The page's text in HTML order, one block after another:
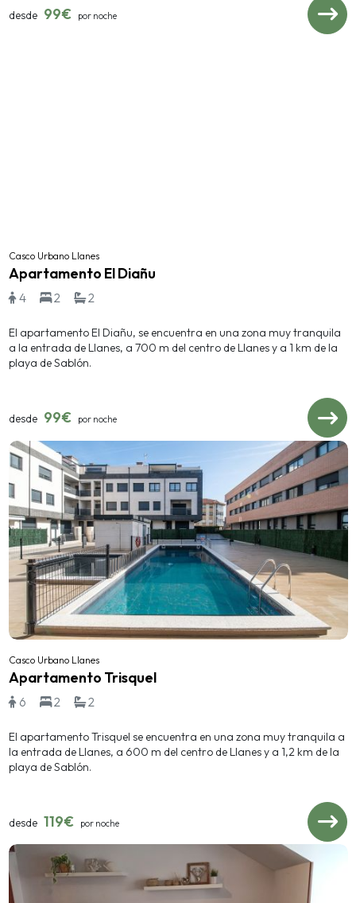
desde 99€ por noche
Casco Urbano Llanes
Apartamento El Diañu
4 2 2
El apartamento El Diañu, se encuentra en una zona muy tranquila
a la entrada de Llanes, a 700 m del centro de Llanes y a 1 km de la
playa de Sablón.
desde 99€ por noche
Casco Urbano Llanes
Apartamento Trisquel
6 2 2
El apartamento Trisquel se encuentra en una zona muy tranquila a
la entrada de Llanes, a 600 m del centro de Llanes y a 1,2 km de la
playa de Sablón.
desde 119€ por noche